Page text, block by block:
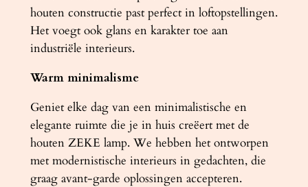
i
k
e
a
a
n
t
a
l
houten constructie past perfect in loftopstellingen.
Het voegt ook glans en karakter toe aan
industriële interieurs.
Warm minimalisme
Geniet elke dag van een minimalistische en
elegante ruimte die je in huis creëert met de
houten ZEKE lamp. We hebben het ontworpen
met modernistische interieurs in gedachten, die
graag avant-garde oplossingen accepteren.